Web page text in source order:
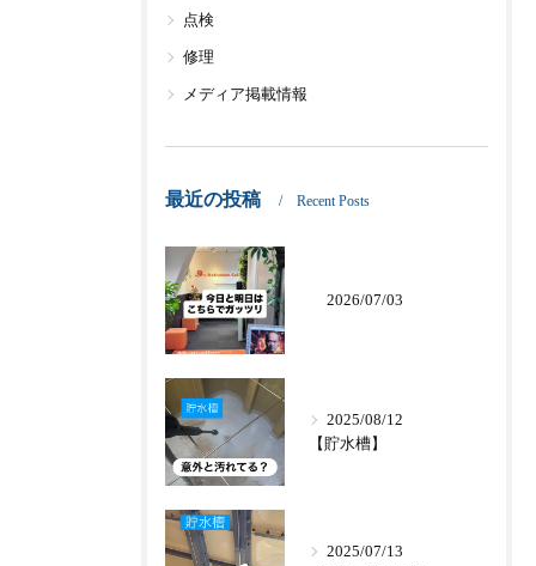
点検
修理
メディア掲載情報
最近の投稿 Recent Posts
2026/07/03
2025/08/12
【貯水槽】
2025/07/13